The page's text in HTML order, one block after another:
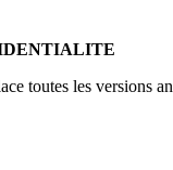
toutes les versions